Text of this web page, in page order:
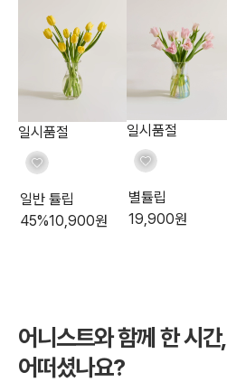
일시품절
일반 튤립
45%10,900원
일시품절
별튤립
19,900원
어니스트와 함께 한 시간,
어떠셨나요?